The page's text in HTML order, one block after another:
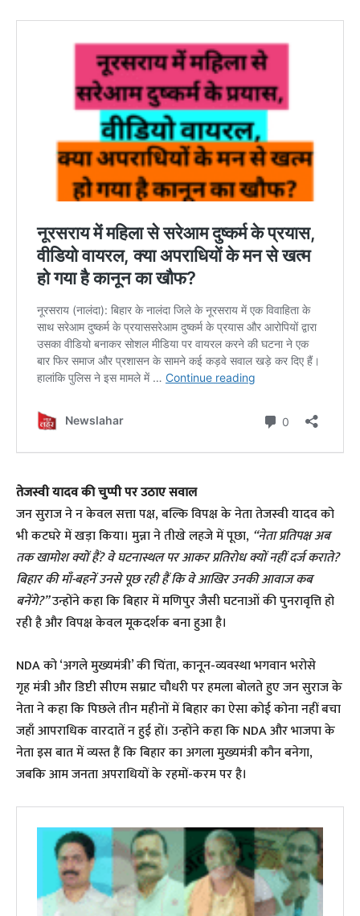
तेजस्वी यादव की चुप्पी पर उठाए सवाल
​जन सुराज ने न केवल सत्ता पक्ष, बल्कि विपक्ष के नेता तेजस्वी यादव को
भी कटघरे में खड़ा किया। मुन्ना ने तीखे लहजे में पूछा, “नेता प्रतिपक्ष अब
तक खामोश क्यों हैं? वे घटनास्थल पर आकर प्रतिरोध क्यों नहीं दर्ज कराते?
बिहार की माँ-बहनें उनसे पूछ रही हैं कि वे आखिर उनकी आवाज कब
बनेंगे?”उन्होंने कहा कि बिहार में मणिपुर जैसी घटनाओं की पुनरावृत्ति हो
रही है और विपक्ष केवल मूकदर्शक बना हुआ है।
​NDA को ‘अगले मुख्यमंत्री’ की चिंता, कानून-व्यवस्था भगवान भरोसे
​गृह मंत्री और डिप्टी सीएम सम्राट चौधरी पर हमला बोलते हुए जन सुराज के
नेता ने कहा कि पिछले तीन महीनों में बिहार का ऐसा कोई कोना नहीं बचा
जहाँ आपराधिक वारदातें न हुई हों। उन्होंने कहा कि NDA और भाजपा के
नेता इस बात में व्यस्त हैं कि बिहार का अगला मुख्यमंत्री कौन बनेगा,
जबकि आम जनता अपराधियों के रहमों-करम पर है।